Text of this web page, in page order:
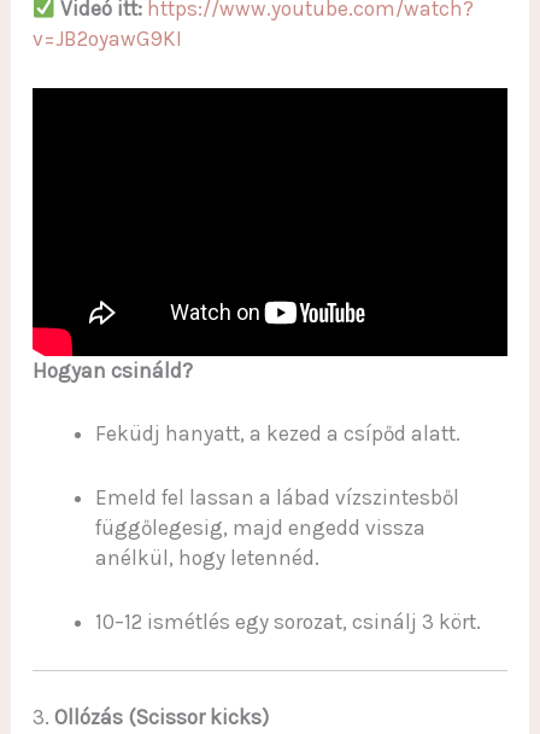
Videó itt: https://www.youtube.com/watch?
v=JB2oyawG9KI
Hogyan csináld?
Feküdj hanyatt, a kezed a csípőd alatt.
Emeld fel lassan a lábad vízszintesből
függőlegesig, majd engedd vissza
anélkül, hogy letennéd.
10–12 ismétlés egy sorozat, csinálj 3 kört.
3. Ollózás (Scissor kicks)